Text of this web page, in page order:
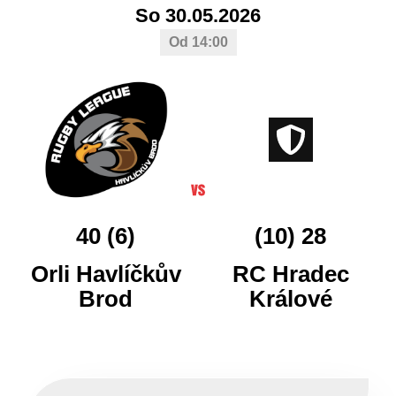
So 30.05.2026
Od 14:00
40 (6)
Orli Havlíčkův
Brod
(10) 28
RC Hradec
Králové